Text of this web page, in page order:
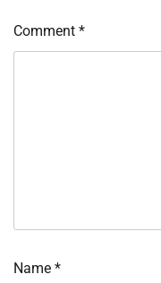
Comment *
Name *